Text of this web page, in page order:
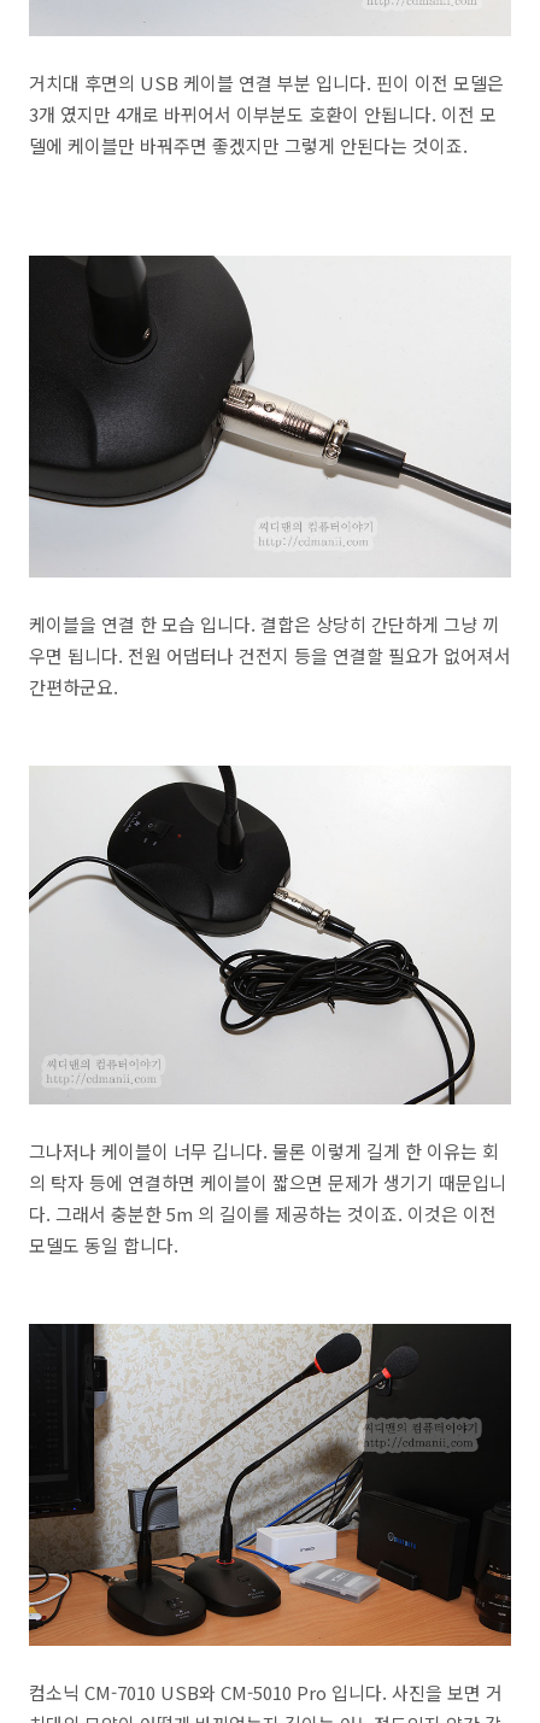
거치대 후면의 USB 케이블 연결 부분 입니다. 핀이 이전 모델은
3개 였지만 4개로 바뀌어서 이부분도 호환이 안됩니다. 이전 모
델에 케이블만 바꿔주면 좋겠지만 그렇게 안된다는 것이죠.
케이블을 연결 한 모습 입니다. 결합은 상당히 간단하게 그냥 끼
우면 됩니다. 전원 어댑터나 건전지 등을 연결할 필요가 없어져서
간편하군요.
그나저나 케이블이 너무 깁니다. 물론 이렇게 길게 한 이유는 회
의 탁자 등에 연결하면 케이블이 짧으면 문제가 생기기 때문입니
다. 그래서 충분한 5m 의 길이를 제공하는 것이죠. 이것은 이전
모델도 동일 합니다.
컴소닉 CM-7010 USB와 CM-5010 Pro 입니다. 사진을 보면 거